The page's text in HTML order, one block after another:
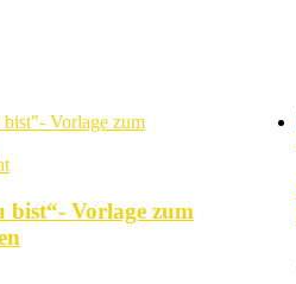
bist“- Vorlage zum